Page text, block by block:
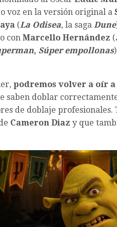
voz en la versión original a
(La Odisea, la saga Dune
con Marcello Hernández (
, Súper empollonas
podremos volver a oír a
saben doblar
de doblaje profesionales.
Cameron Diaz y que